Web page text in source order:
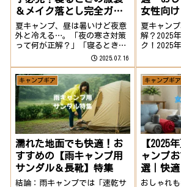
＆メイク落とし完全ガイ
ド
夏キャンプ、昼は暑いけど夜意
外と冷える…。「夜の寒さ対策
って何が正解？」「寝るときの
メイク落としは何が便利？」そ
んなレディースキャンパーさん
のために、快適に眠れて肌ケア
もばっちりな寝るときのポイン
トをまとめました！初心者ガー
ルもこれさえ読め...
2025.07.16
女性向
デ6選
夏キャン
解？2025
ク！2025
ッション
います：
素材で自然
を演出接触
ト・虫よけ
でも着ら
キャンプギア
濡れた地面でも快適！お
すすめの【雨キャンプ用
サンダル＆長靴】特集
結論：雨キャンプでは「速乾サ
キャンプギア
【2025
ャンプ
選｜快
立する
おしゃれ